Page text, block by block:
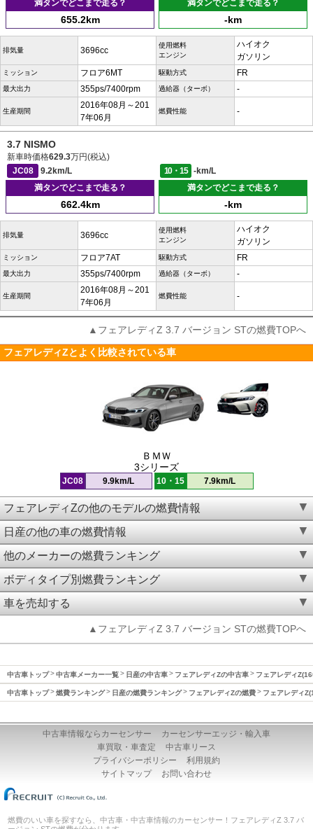
満タンでどこまで走る？
655.2km
満タンでどこまで走る？
-km
排気量 3696cc
使用燃料
エンジン
ハイオク
ガソリン
ミッション フロア6MT 駆動方式 FR
最大出力 355ps/7400rpm 過給器（ターボ） -
生産期間
2016年08月～201
7年06月
燃費性能 -
3.7 NISMO
新車時価格629.3万円(税込)
JC08
9.2km/L 10・15
-km/L
満タンでどこまで走る？
662.4km
満タンでどこまで走る？
-km
排気量 3696cc
使用燃料
エンジン
ハイオク
ガソリン
ミッション フロア7AT 駆動方式 FR
最大出力 355ps/7400rpm 過給器（ターボ） -
生産期間
2016年08月～201
7年06月
燃費性能 -
▲フェアレディZ 3.7 バージョン STの燃費TOPへ
フェアレディZとよく比較されている車
ＢＭＷ
3シリーズ
JC08 9.9km/L 10・15 7.9km/L
フェアレディZの他のモデルの燃費情報
日産の他の車の燃費情報
他のメーカーの燃費ランキング
ボディタイプ別燃費ランキング
車を売却する
▲フェアレディZ 3.7 バージョン STの燃費TOPへ
中古車トップ 中古車メーカー一覧 日産の中古車 フェアレディZの中古車 フェアレディ
中古車トップ 燃費ランキング 日産の燃費ランキング フェアレディZの燃費 フェアレディ
中古車情報ならカーセンサー
カーセンサーエッジ・輸入車
車買取・車査定
中古車リース
プライバシーポリシー
利用規約
サイトマップ
お問い合わせ
燃費のいい車を探すなら、中古車・中古車情報のカーセンサー！フェアレディZ 3.7 バ